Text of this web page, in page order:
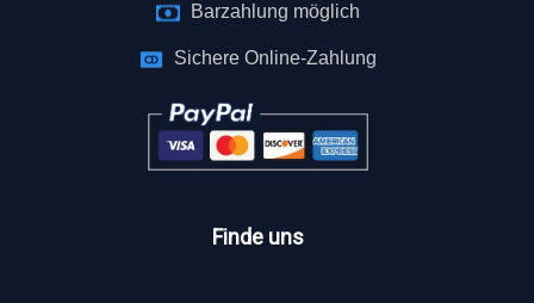
Barzahlung möglich
Sichere Online-Zahlung
Finde uns